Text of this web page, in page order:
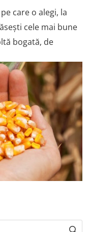
care o alegi, la
cele mai bune
bogată, de